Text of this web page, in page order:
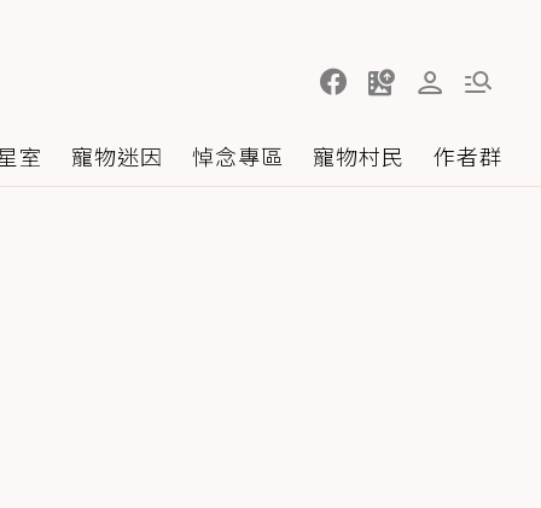
室 寵物迷因 悼念專區 寵物村民 作者群